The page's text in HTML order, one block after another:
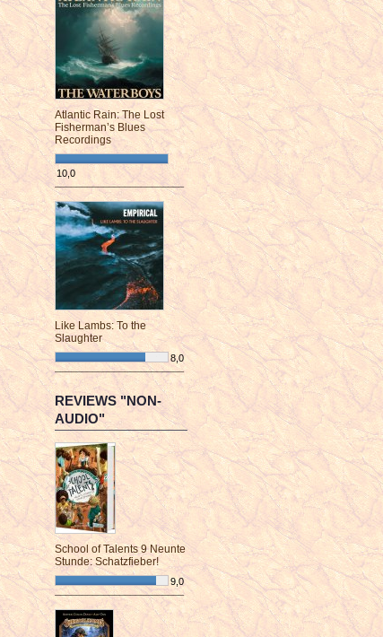
Atlantic Rain: The Lost
Fisherman’s Blues
Recordings
10,0
¯¯¯¯¯¯¯¯¯¯¯¯¯¯¯¯¯¯¯¯¯¯¯¯
Like Lambs: To the
Slaughter
8,0
¯¯¯¯¯¯¯¯¯¯¯¯¯¯¯¯¯¯¯¯¯¯¯¯
REVIEWS "NON-
AUDIO"
School of Talents 9 Neunte
Stunde: Schatzfieber!
9,0
¯¯¯¯¯¯¯¯¯¯¯¯¯¯¯¯¯¯¯¯¯¯¯¯